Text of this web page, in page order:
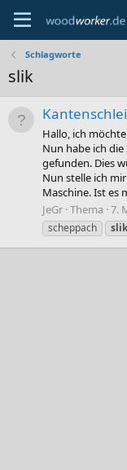
Schlagworte
slik
Hallo, ich
Nun habe ich
gefunden. Dies
Nun stelle ich
Maschine. Ist es
JeGr Thema 7.
scheppach
slik